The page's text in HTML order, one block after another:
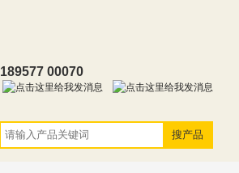
189577 00070